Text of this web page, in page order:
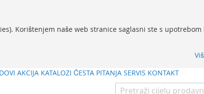
Korištenjem naše web stranice saglasni ste s upotrebom
AKCIJA KATALOZI ČESTA PITANJA SERVIS KONTAKT